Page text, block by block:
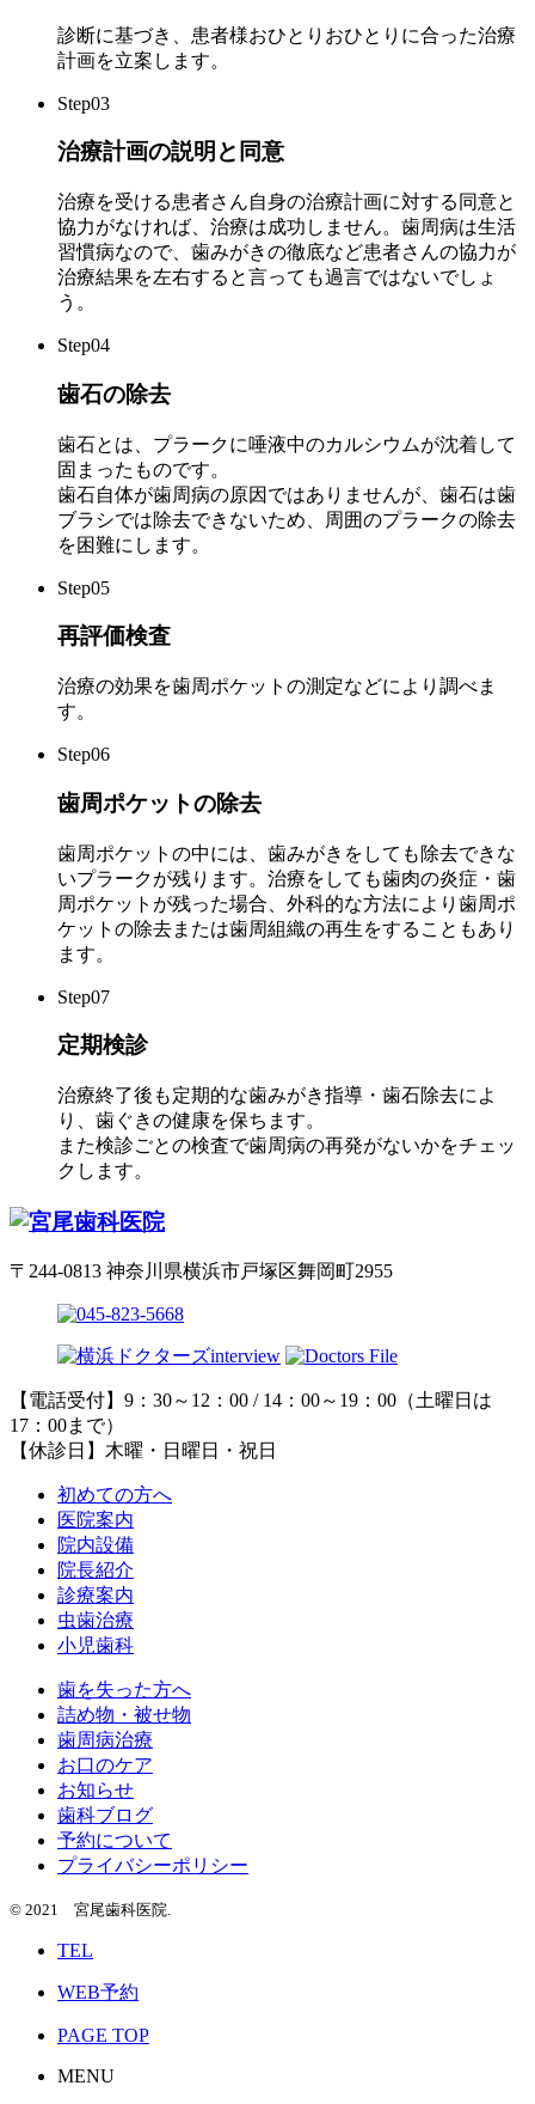
診断に基づき、患者様おひとりおひとりに合った治療
計画を立案します。
Step03
治療計画の説明と同意
治療を受ける患者さん自身の治療計画に対する同意と
協力がなければ、治療は成功しません。歯周病は生活
習慣病なので、歯みがきの徹底など患者さんの協力が
治療結果を左右すると言っても過言ではないでしょ
う。
Step04
歯石の除去
歯石とは、プラークに唾液中のカルシウムが沈着して
固まったものです。
歯石自体が歯周病の原因ではありませんが、歯石は歯
ブラシでは除去できないため、周囲のプラークの除去
を困難にします。
Step05
再評価検査
治療の効果を歯周ポケットの測定などにより調べま
す。
Step06
歯周ポケットの除去
歯周ポケットの中には、歯みがきをしても除去できな
いプラークが残ります。治療をしても歯肉の炎症・歯
周ポケットが残った場合、外科的な方法により歯周ポ
ケットの除去または歯周組織の再生をすることもあり
ます。
Step07
定期検診
治療終了後も定期的な歯みがき指導・歯石除去によ
り、歯ぐきの健康を保ちます。
また検診ごとの検査で歯周病の再発がないかをチェッ
クします。
〒244-0813 神奈川県横浜市戸塚区舞岡町2955
【電話受付】9：30～12：00 / 14：00～19：00（土曜日は
17：00まで）
【休診日】木曜・日曜日・祝日
初めての方へ
医院案内
院内設備
院長紹介
診療案内
虫歯治療
小児歯科
歯を失った方へ
詰め物・被せ物
歯周病治療
お口のケア
お知らせ
歯科ブログ
予約について
プライバシーポリシー
© 2021 宮尾歯科医院.
TEL
WEB予約
PAGE TOP
MENU